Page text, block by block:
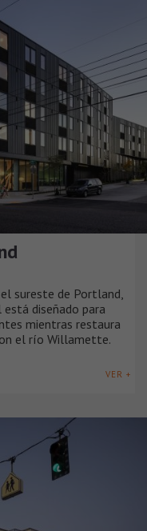
sureste de Portland,
diseñado para
mientras restaura
el río Willamette.
VER +